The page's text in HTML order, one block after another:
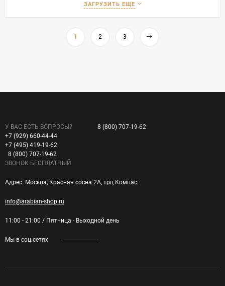
ЗАГРУЗИТЬ ЕЩЕ
1 2 3
У ВАС ЕСТЬ ВОПРОСЫ?
+7 (929) 660-44-44
+7 (495) 419-19-62
8 (800) 707-19-62
ЗВОНОК БЕСПЛАТНЫЙ
8 (800) 707-19-62
Адрес: Москва, Красная сосна 2А, трц Компас
info@arabian-shop.ru
11:00 - 21:00 / Пятница - Выходной день
Мы в соц.сетях